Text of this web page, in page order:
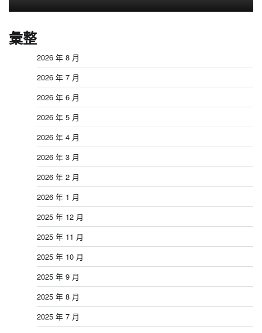
彙整
2026 年 8 月
2026 年 7 月
2026 年 6 月
2026 年 5 月
2026 年 4 月
2026 年 3 月
2026 年 2 月
2026 年 1 月
2025 年 12 月
2025 年 11 月
2025 年 10 月
2025 年 9 月
2025 年 8 月
2025 年 7 月